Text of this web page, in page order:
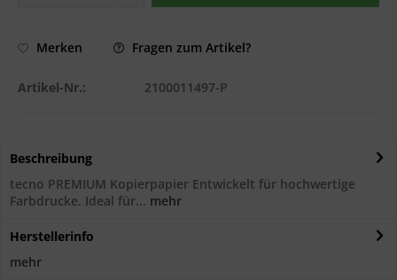
Merken Fragen zum Artikel?
Artikel-Nr.: 2100011497-P
Beschreibung
tecno PREMIUM Kopierpapier Entwickelt für hochwertige
Farbdrucke. Ideal für... mehr
Herstellerinfo
mehr